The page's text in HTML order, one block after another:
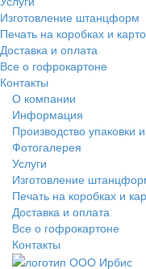
Изготовление штанцформ
Печать на коробках и
Доставка и оплата
Все о гофрокартоне
Контакты
О компании
Информация
Производство упаковки
Фотогалерея
Услуги
Изготовление
Печать на коробках и
Доставка и оплата
Все о гофрокартоне
Контакты